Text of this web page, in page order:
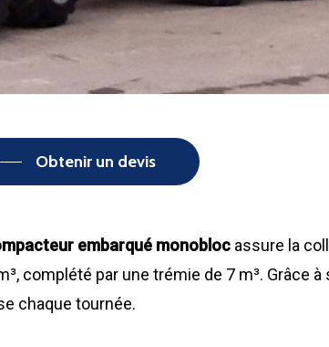
Obtenir un devis
embarqué monobloc assure la
complété par une trémie de 7 m³. Grâce à
chaque tournée.